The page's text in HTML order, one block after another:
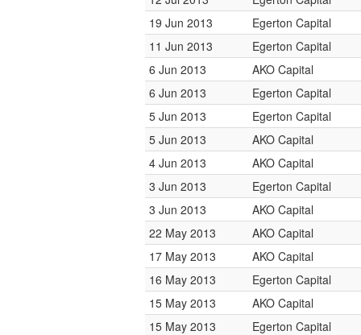
19 Jun 2013
Egerton Capital
11 Jun 2013
Egerton Capital
6 Jun 2013
AKO Capital
6 Jun 2013
Egerton Capital
5 Jun 2013
Egerton Capital
5 Jun 2013
AKO Capital
4 Jun 2013
AKO Capital
3 Jun 2013
Egerton Capital
3 Jun 2013
AKO Capital
22 May 2013
AKO Capital
17 May 2013
AKO Capital
16 May 2013
Egerton Capital
15 May 2013
AKO Capital
15 May 2013
Egerton Capital